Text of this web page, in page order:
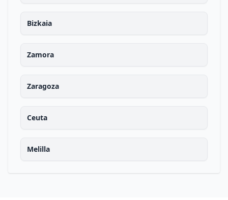
Bizkaia
Zamora
Zaragoza
Ceuta
Melilla